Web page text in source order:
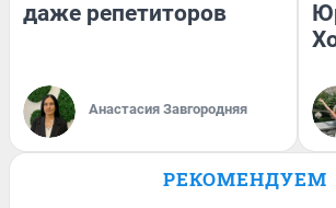
даже репетиторов
Анастасия Завгородняя
РЕКОМЕНДУЕМ